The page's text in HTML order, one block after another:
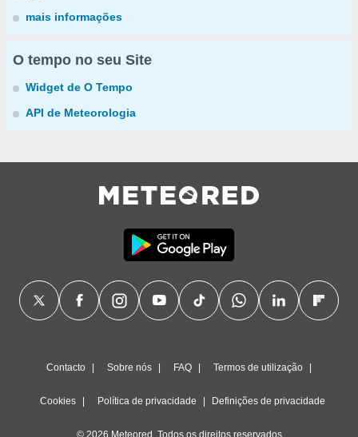
mais informações
O tempo no seu Site
Widget de O Tempo
API de Meteorologia
Contacto Sobre nós FAQ Termos de utilização
Cookies Política de privacidade Definições de privacidade
© 2026 Meteored. Todos os direitos reservados